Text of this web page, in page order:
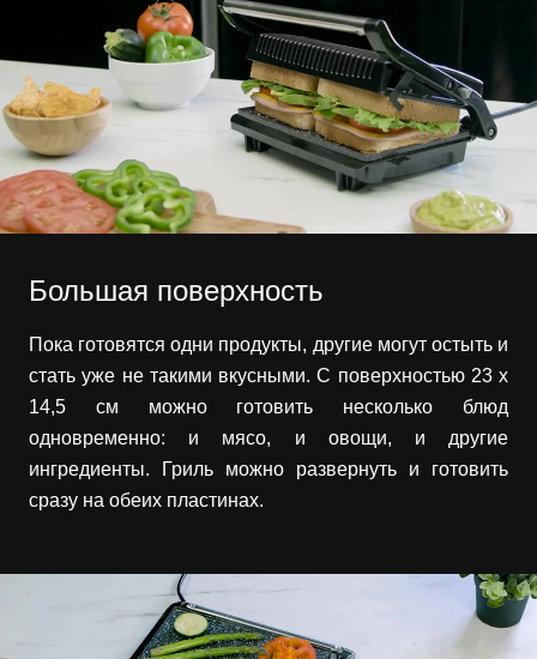
Большая поверхность
Пока готовятся одни продукты, другие могут остыть и
стать уже не такими вкусными. С поверхностью 23 x
14,5 см можно готовить несколько блюд
одновременно: и мясо, и овощи, и другие
ингредиенты. Гриль можно развернуть и готовить
сразу на обеих пластинах.